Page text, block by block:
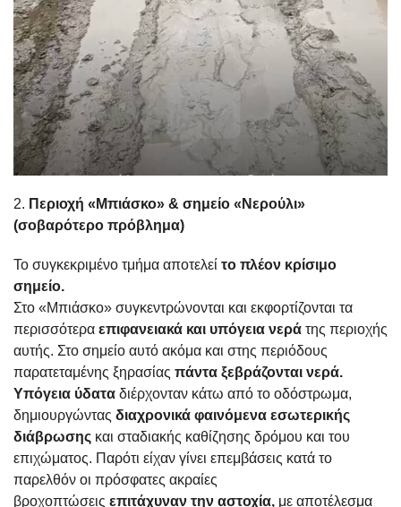
2. Περιοχή «Μπιάσκο» & σημείο «Νερούλι»
(σοβαρότερο πρόβλημα)
Το συγκεκριμένο τμήμα αποτελεί το πλέον κρίσιμο
σημείο.
Στο «Μπιάσκο» συγκεντρώνονται και εκφορτίζονται τα
περισσότερα επιφανειακά και υπόγεια νερά της περιοχής
αυτής. Στο σημείο αυτό ακόμα και στης περιόδους
παρατεταμένης ξηρασίας πάντα ξεβράζονται νερά.
Υπόγεια ύδατα διέρχονταν κάτω από το οδόστρωμα,
δημιουργώντας διαχρονικά φαινόμενα εσωτερικής
διάβρωσης και σταδιακής καθίζησης δρόμου και του
επιχώματος. Παρότι είχαν γίνει επεμβάσεις κατά το
παρελθόν οι πρόσφατες ακραίες
βροχοπτώσεις επιτάχυναν την αστοχία, με αποτέλεσμα